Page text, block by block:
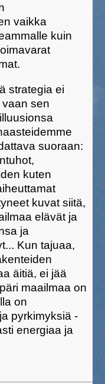
vaikka
kuin
strategia ei
sen
suoraan:
kuten
kuvat siitä,
elävät ja
ja
Kun tajuaa,
äitiä, ei jää
maailmaa on
on
pyrkimyksiä -
energiaa ja